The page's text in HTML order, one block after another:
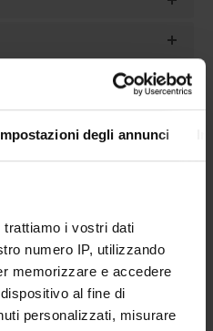
degli annunci
trattiamo i vostri dati
numero IP, utilizzando
memorizzare e accedere
al fine di
personalizzati, misurare